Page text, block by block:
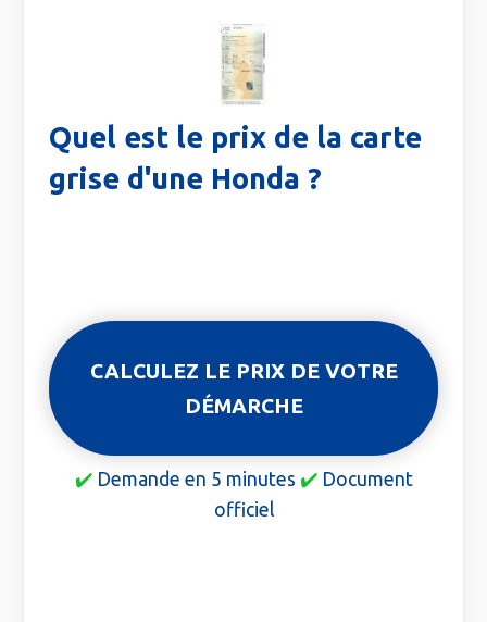
Quel est le prix de la carte
grise d'une Honda ?
CALCULEZ LE PRIX DE VOTRE
DÉMARCHE
✔️Demande en 5 minutes ✔️Document
officiel